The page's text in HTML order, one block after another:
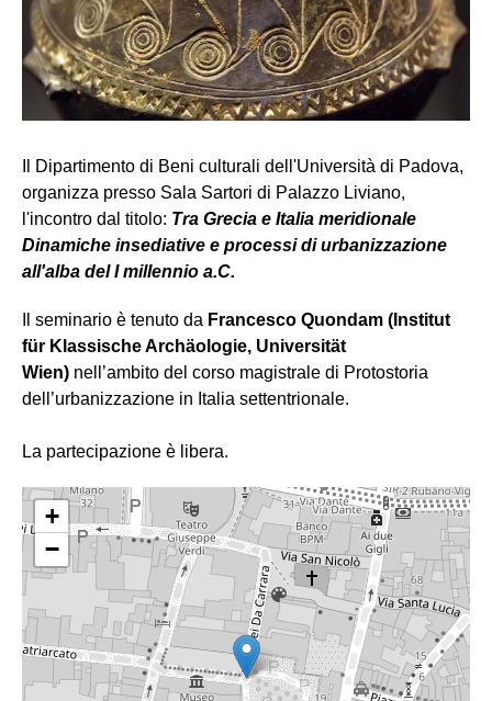
Il Dipartimento di Beni culturali dell'Università di Padova,
organizza presso Sala Sartori di Palazzo Liviano,
l'incontro dal titolo: Tra Grecia e Italia meridionale
Dinamiche insediative e processi di urbanizzazione
all'alba del I millennio a.C.
Il seminario è tenuto da Francesco Quondam (Institut
für Klassische Archäologie, Universität
Wien) nell’ambito del corso magistrale di Protostoria
dell’urbanizzazione in Italia settentrionale.
La partecipazione è libera.
+
−